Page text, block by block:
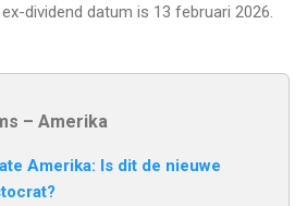
dividend datum is 13 februari 2026.
– Amerika
Amerika: Is dit de nieuwe